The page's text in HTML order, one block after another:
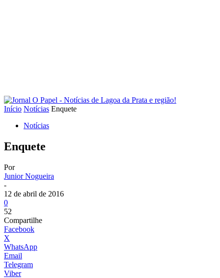
Início Notícias Enquete
Notícias
Enquete
Por
Junior Nogueira
-
12 de abril de 2016
0
52
Compartilhe
Facebook
X
WhatsApp
Email
Telegram
Viber